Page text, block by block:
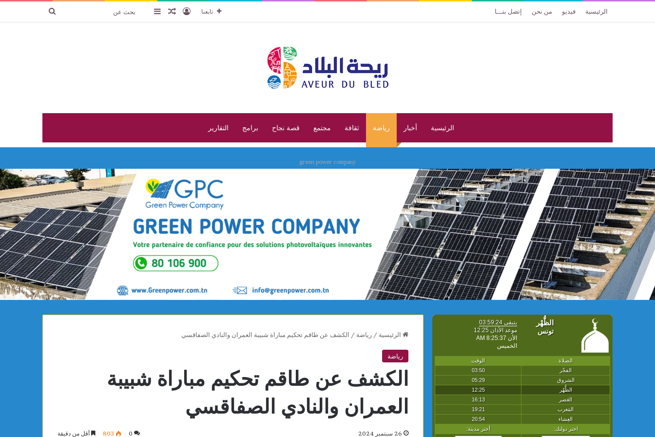
الرئيسية فيديو من نحن إتصل بنـــا تابعنا تسجيل الدخول
عنصر عشوائي
إضافة عمود جانبي
بحث
الرئيسية أخبار رياضة ثقافة مجتمع قصة نجاح برامج التقارير
green power company
الرئيسية / رياضة / الكشف عن طاقم تحكيم مباراة شبيبة العمران والنادي الصفاقسي
رياضة
الكشف عن طاقم تحكيم مباراة شبيبة
العمران والنادي الصفاقسي
26 سبتمبر 2024 0
803 أقل من دقيقة